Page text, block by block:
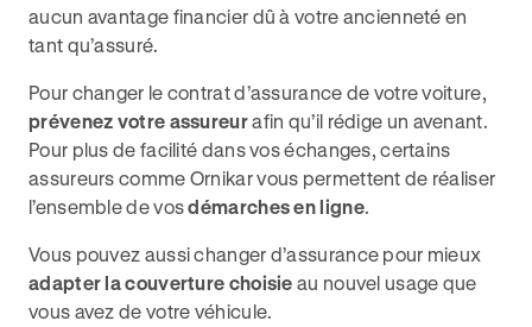
aucun avantage financier dû à votre ancienneté en
tant qu’assuré.
Pour changer le contrat d’assurance de votre voiture,
prévenez votre assureurafin qu’il rédige un avenant.
Pour plus de facilité dans vos échanges, certains
assureurs comme Ornikar vous permettent de réaliser
l’ensemble de vosdémarches en ligne.
Vous pouvez aussi changer d’assurance pour mieux
adapter la couverture choisie au nouvel usage que
vous avez de votre véhicule.